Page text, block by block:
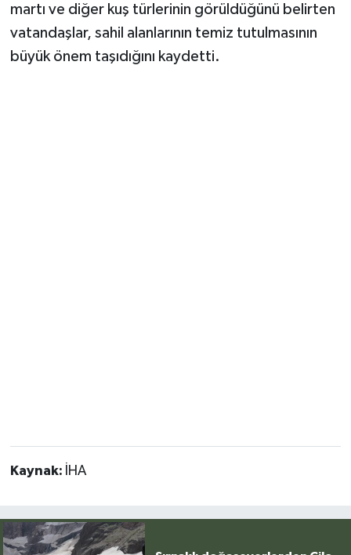
martı ve diğer kuş türlerinin görüldüğünü belirten
vatandaşlar, sahil alanlarının temiz tutulmasının
büyük önem taşıdığını kaydetti.
Kaynak: İHA